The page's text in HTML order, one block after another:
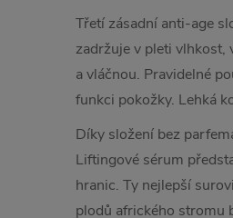
Třetí zásadní anti-age
zadržuje v pleti vlhkost,
a vláčnou. Pravidelné
funkci pokožky. Lehká
Díky složení bez
Liftingové sérum
hranic. Ty nejlepší
plodů afrického stromu